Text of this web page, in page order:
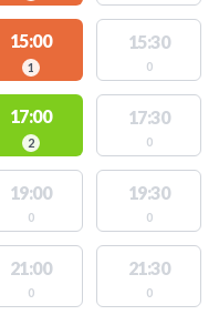
15:00
1
15:30
0
17:00
2
17:30
0
19:00
0
19:30
0
21:00
0
21:30
0